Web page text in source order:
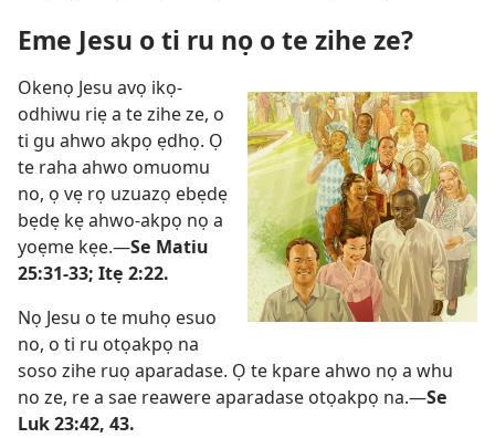
Eme Jesu o ti ru nọ o te zihe ze?
Okenọ Jesu avọ ikọ-
odhiwu riẹ a te zihe ze, o
ti gu ahwo akpọ ẹdhọ. Ọ
te raha ahwo omuomu
no, ọ vẹ rọ uzuazọ ebẹdẹ
bẹdẹ kẹ ahwo-akpọ nọ a
yoẹme kẹe.—Se Matiu
25:31-33; Itẹ 2:22.
Nọ Jesu o te muhọ esuo
no, o ti ru otọakpọ na
soso zihe ruọ aparadase. Ọ te kpare ahwo nọ a whu
no ze, re a sae reawere aparadase otọakpọ na.—Se
Luk 23:42, 43.